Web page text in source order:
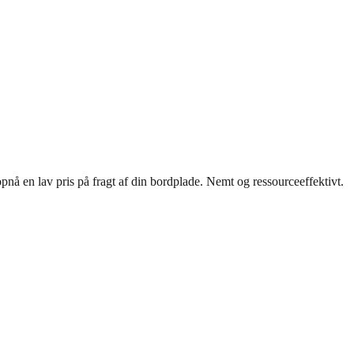
en lav pris på fragt af din bordplade. Nemt og ressourceeffektivt.